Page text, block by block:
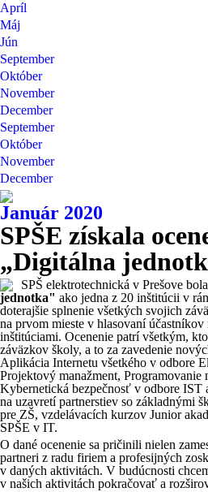
Apríl
Máj
Jún
September
Október
November
December
September
Október
November
December
Január 2020
SPŠE získala
„Digitálna
SPŠ elektrotechnická v Prešove
jednotka" ako jedna z 20 inštitúcii v
doterajšie splnenie všetkých svojich
na prvom mieste v hlasovaní
inštitúciami. Ocenenie patrí všetkým,
záväzkov školy, a to za zavedenie
Aplikácia Internetu všetkého v odbore
Projektový manažment,
Kybernetická bezpečnosť v odbore
na uzavretí partnerstiev so základnými
pre ZŠ, vzdelávacích kurzov Junior
SPŠE v IT.
O dané ocenenie sa pričinili nielen
partneri z radu firiem a profesijných
v daných aktivitách. V budúcnosti
v našich aktivitách pokračovať a